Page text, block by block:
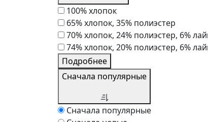
100% хлопок
65% хлопок, 35% полиэстер
70% хлопок, 24% полиэстер, 6%
74% хлопок, 20% полиэстер, 6%
Подробнее
Сначала популярные
Сначала популярные